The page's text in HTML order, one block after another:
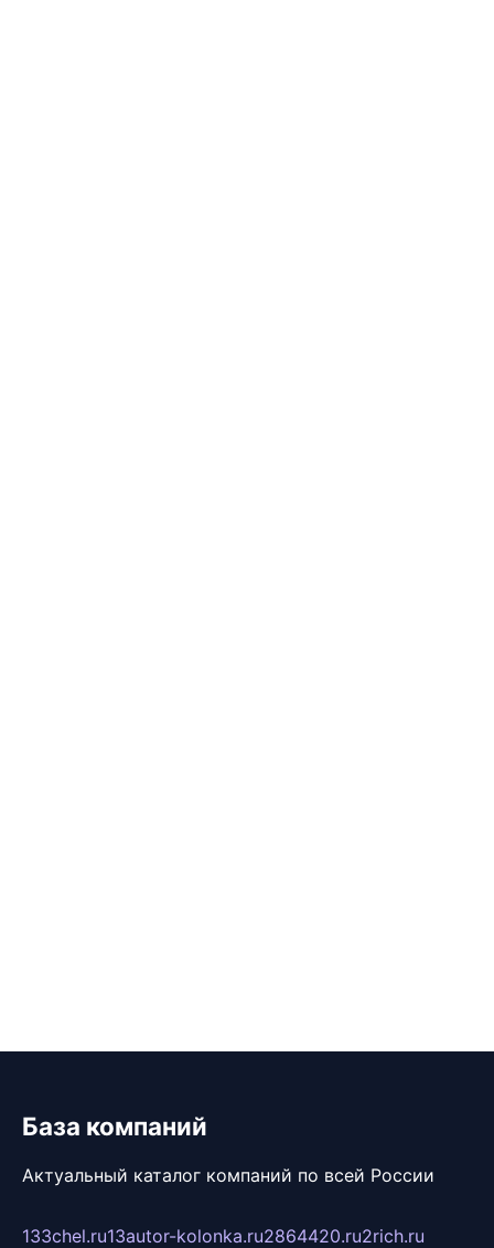
База компаний
Актуальный каталог компаний по всей России
133chel.ru13autor-kolonka.ru2864420.ru2rich.ru